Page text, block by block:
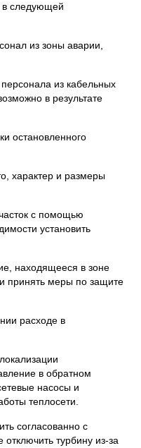
в следующей
из зоны аварии,
из кабельных
в результате
остановленного
характер и размеры
с помощью
установить
находящееся в зоне
принять меры по защите
расходе в
в обратном
насосы и
теплосети.
согласованно с
турбину из-за